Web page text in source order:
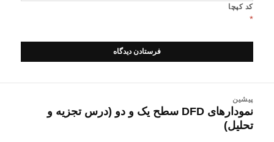
کد کپچا
*
نوشتهپیشین
نوشته
قبلی:
نمودارهای DFD سطح یک و دو (درس تجزیه و
تحلیل)